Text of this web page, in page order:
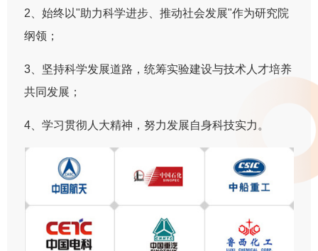
2、始终以"助力科学进步、推动社会发展"作为研究院
纲领；
3、坚持科学发展道路，统筹实验建设与技术人才培养
共同发展；
4、学习贯彻人大精神，努力发展自身科技实力。